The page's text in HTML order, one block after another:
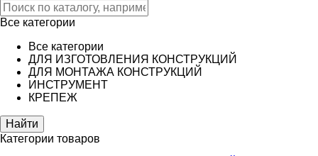
Все категории
Все категории
ДЛЯ ИЗГОТОВЛЕНИЯ КОНСТРУКЦИЙ
ДЛЯ МОНТАЖА КОНСТРУКЦИЙ
ИНСТРУМЕНТ
КРЕПЕЖ
Категории товаров